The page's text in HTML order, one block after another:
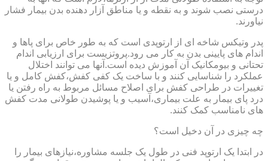
درستی نصب شوند و به نقطه و یا مناطق آزار دهنده بدن بیمار فشار
نیاورند.
پدر وتیکس شاخه ای از ارتوپدی است که به طور خاص برای پاها و
اندام های پایینی بدن به کار می رود.پروتزیست برای ارزیابی اندام
تحتانی و بیومکانیک آن آموزش دیده است.آنها می توانند اختلال
عملکرد را شناسایی کنند و با ساخت یک کفی کفش،کفش کامل و یا
تغییرات در طراحی کفش برای اصلاح مسائل مربوط به راه رفتن یا
درد پای بیمار به علت بیماری،آسیب و یا پوشیدن طولانی مدت کفش
های نامناسب کمک کنند.
چه چیزی در آن دخیل است؟
در ابتدا یک ارتوپد فنی در طول یک جلسه مشاوره،نیازهای بیمار را